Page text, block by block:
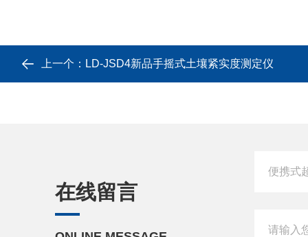
上一个： LD-JSD4新品手摇式土壤紧实度测定仪
在线留言